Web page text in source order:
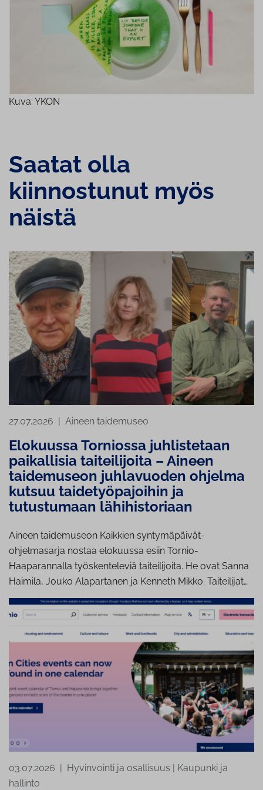
Kuva: YKON
Saatat olla
kiinnostunut myös
näistä
27.07.2026 | Aineen taidemuseo
Elokuussa Torniossa juhlistetaan
paikallisia taiteilijoita – Aineen
taidemuseon juhlavuoden ohjelma
kutsuu taidetyöpajoihin ja
tutustumaan lähihistoriaan
Aineen taidemuseon Kaikkien syntymäpäivät-
ohjelmasarja nostaa elokuussa esiin Tornio-
Haaparannalla työskenteleviä taiteilijoita. He ovat Sanna
Haimila, Jouko Alapartanen ja Kenneth Mikko. Taiteilijat…
03.07.2026 | Hyvinvointi ja osallisuus | Kaupunki ja
hallinto